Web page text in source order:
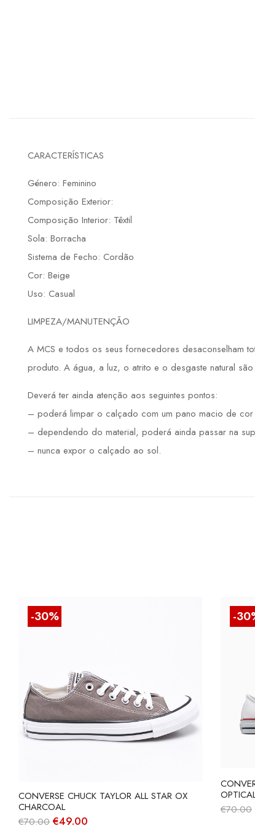
CARACTERÍSTICAS
Género: Feminino
Composição Exterior:
Composição Interior: Têxtil
Sola: Borracha
Sistema de Fecho: Cordão
Cor: Beige
Uso: Casual
LIMPEZA/MANUTENÇÃO
A MCS e todos os seus fornecedores desaconselham
produto. A água, a luz, o atrito e o desgaste natural
Deverá ter ainda atenção aos seguintes pontos:
– poderá limpar o calçado com um pano macio de cor
– dependendo do material, poderá ainda passar na
– nunca expor o calçado ao sol.
-30%
CONVERSE CHUCK TAYLOR ALL STAR OX
CHARCOAL
€70.00 O
€49.00
-
€70.00